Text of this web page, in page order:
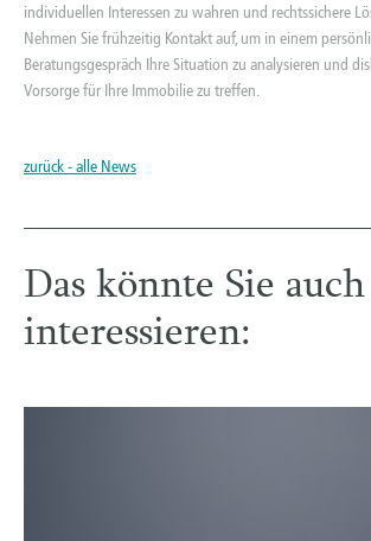
individuellen Interessen zu wahren und rechtssichere
Nehmen Sie frühzeitig Kontakt auf, um in einem
Beratungsgespräch Ihre Situation zu analysieren und
Vorsorge für Ihre Immobilie zu treffen.
zurück - alle News
Das könnte Sie auch
interessieren: